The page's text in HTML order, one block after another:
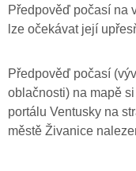
Předpověď počasí na
lze očekávat její
Předpověď počasí
oblačnosti) na mapě
portálu Ventusky na
městě Živanice